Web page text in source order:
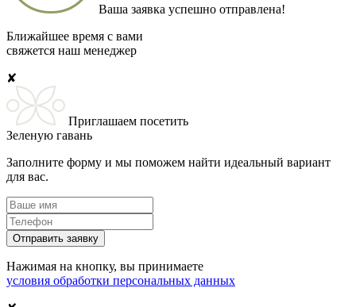
Ваша заявка успешно отправлена!
Ближайшее время с вами
свяжется наш менеджер
✘
Приглашаем посетить
Зеленую гавань
Заполните форму и мы поможем найти идеальный вариант
для вас.
Отправить заявку
Нажимая на кнопку, вы принимаете
условия обработки персональных данных